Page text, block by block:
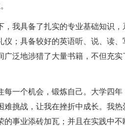
我具备了扎实的专业基础知识，
仪；具备较好的英语听、说、读
泛地涉猎了大量书籍，不但充实
一个机会，锻炼自己。大学四年
挑战，让我在挫折中成长。我
事业添砖加瓦；并且在实践中不